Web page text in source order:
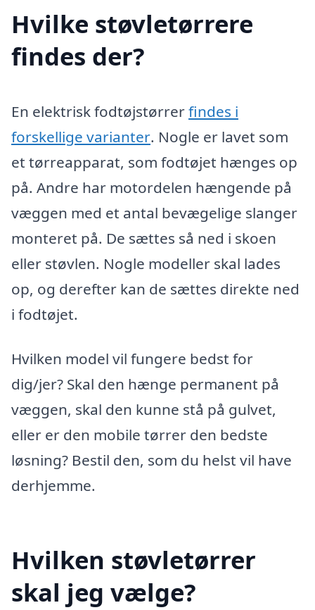
Hvilke støvletørrere
findes der?
En elektrisk fodtøjstørrerfindes i
forskellige varianter. Nogle er lavet som
et tørreapparat, som fodtøjet hænges op
på. Andre har motordelen hængende på
væggen med et antal bevægelige slanger
monteret på. De sættes så ned i skoen
eller støvlen. Nogle modeller skal lades
op, og derefter kan de sættes direkte ned
i fodtøjet.
Hvilken model vil fungere bedst for
dig/jer? Skal den hænge permanent på
væggen, skal den kunne stå på gulvet,
eller er den mobile tørrer den bedste
løsning? Bestil den, som du helst vil have
derhjemme.
Hvilken støvletørrer
skal jeg vælge?